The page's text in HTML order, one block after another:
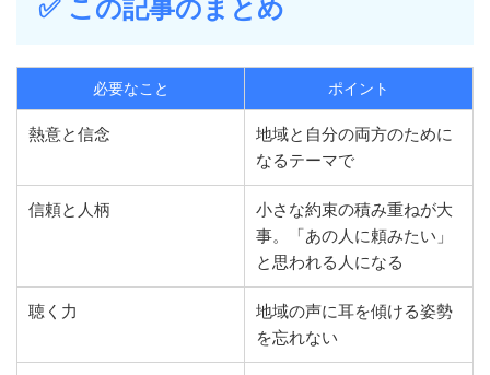
✅ この記事のまとめ
必要なこと ポイント
熱意と信念
地域と自分の両方のために
なるテーマで
信頼と人柄
小さな約束の積み重ねが大
事。「あの人に頼みたい」
と思われる人になる
聴く力
地域の声に耳を傾ける姿勢
を忘れない